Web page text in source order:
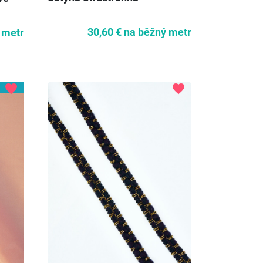
metr 30,60 € na běžný metr
favorite favorite